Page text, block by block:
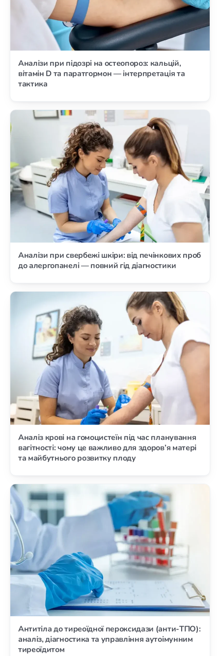
Аналізи при підозрі на остеопороз: кальцій,
вітамін D та паратгормон — інтерпретація та
тактика
Аналізи при свербежі шкіри: від печінкових проб
до алергопанелі — повний гід діагностики
Аналіз крові на гомоцистеїн під час планування
вагітності: чому це важливо для здоров’я матері
та майбутнього розвитку плоду
Антитіла до тиреоїдної пероксидази (анти-ТПО):
аналіз, діагностика та управління аутоімунним
тиреоїдитом